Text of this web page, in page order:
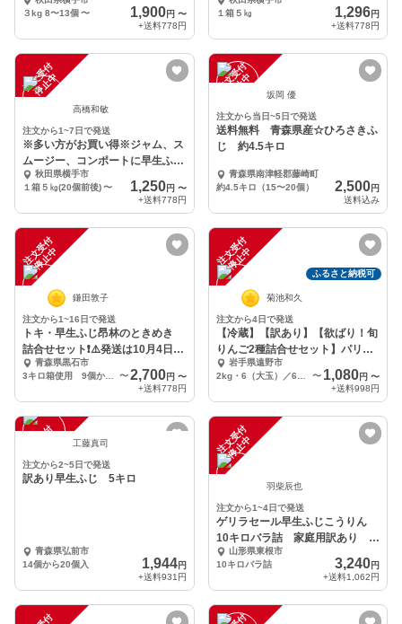
限定発売
３kg 8〜13個 〜 1,900円 〜
+送料778円
１箱５㎏
1,296円
+送料778円
注
文
受
付
停
止
中
高橋和敏
注文から1~7日で発送
※多い方がお買い得※ジャム、ス
ムージー、コンポートに早生ふじ
(りんご)
秋田県横手市
１箱５㎏(20個前後)〜 1,250円 〜
+送料778円
注
文
受
付
停
止
中 坂岡 優
注文から当日~5日で発送
送料無料 青森県産☆ひろさきふ
じ 約4.5キロ
青森県南津軽郡藤崎町
約4.5キロ（15〜20個）
2,500円
送料込み
注
文
受
付
停
止
中
鎌田敦子
注文から1~16日で発送
トキ・早生ふじ昂林のときめき
詰合せセット❗⚠️発送は10月4日頃
から開始予定
青森県黒石市
〜 2,700円 〜
+送料778円
注
文
受
付
停
止
中
ふるさと納税可
菊池和久
注文から4日で発送
【冷蔵】【訳あり】【欲ばり！旬
りんご2種詰合せセット】パリパ
リ・ジューシー家庭用
岩手県遠野市
〜 1,080円 〜
+送料998円
注
文
受
付
停
止 工藤真司
注文から2~5日で発送
訳あり早生ふじ 5キロ
青森県弘前市
14個から20個入
1,944円
+送料931円
注
文
受
付
停
止
中
羽柴辰也
注文から1~4日で発送
ゲリラセール早生ふじこうりん
10キロバラ詰 家庭用訳あり ジ
ューシーで美味い！
山形県東根市
10キロバラ詰
3,240円
+送料1,062円